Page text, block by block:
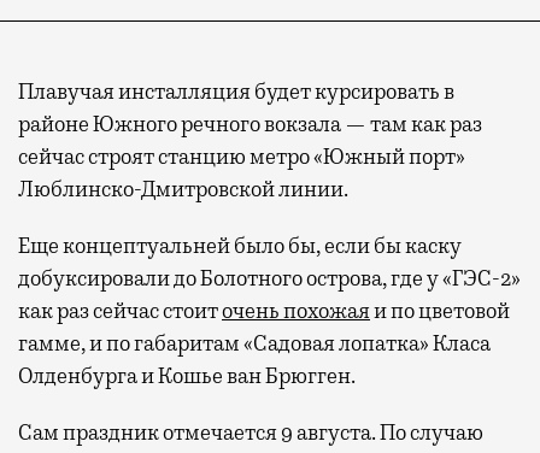
Плавучая инсталляция будет курсировать в
районе Южного речного вокзала — там как раз
сейчас строят станцию метро «Южный порт»
Люблинско-Дмитровской линии.
Еще концептуальней было бы, если бы каску
добуксировали до Болотного острова, где у «ГЭС-2»
как раз сейчас стоиточень похожаяи по цветовой
гамме, и по габаритам «Садовая лопатка» Класа
Олденбурга и Кошье ван Брюгген.
Сам праздник отмечается 9 августа. По случаю